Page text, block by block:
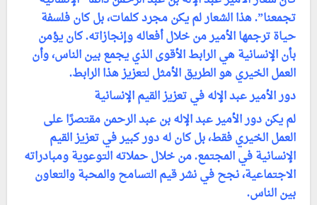
تجمعنا”. هذا الشعار لم يكن مجرد كلمات، بل كان فلسفة
حياة ترجمها الأمير من خلال أفعاله وإنجازاته. كان يؤمن
بأن الإنسانية هي الرابط الأقوى الذي يجمع بين الناس، وأن
العمل الخيري هو الطريق الأمثل لتعزيز هذا الرابط.
دور الأمير عبد الإله في تعزيز القيم الإنسانية
لم يكن دور الأمير عبد الإله بن عبد الرحمن مقتصرًا على
العمل الخيري فقط، بل كان له دور كبير في تعزيز القيم
الإنسانية في المجتمع. من خلال حملاته التوعوية ومبادراته
الاجتماعية، نجح في نشر قيم التسامح والمحبة والتعاون
بين الناس.